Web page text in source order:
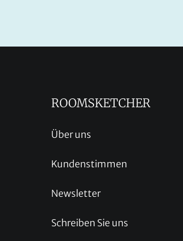
ROOMSKETCHER
Über uns
Kundenstimmen
Newsletter
Schreiben Sie uns